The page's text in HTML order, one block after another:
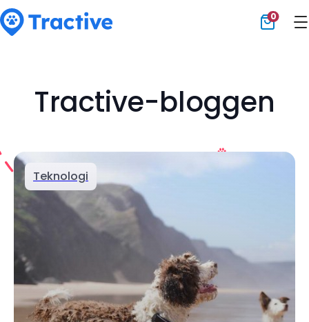
0
Tractive-bloggen
Teknologi